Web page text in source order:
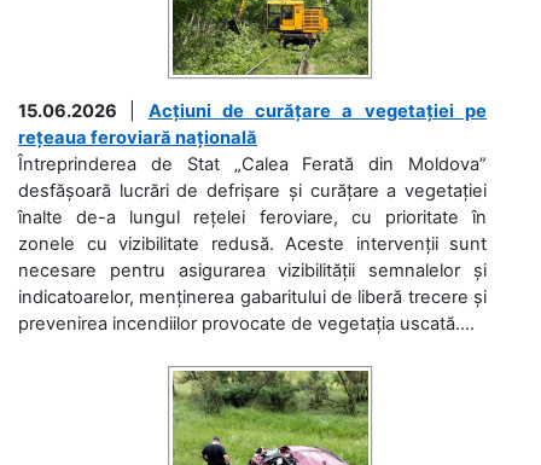
15.06.2026
Acțiuni de curățare a vegetației pe
rețeaua feroviară națională
Întreprinderea de Stat „Calea Ferată din Moldova”
desfășoară lucrări de defrișare și curățare a vegetației
înalte de-a lungul rețelei feroviare, cu prioritate în
zonele cu vizibilitate redusă. Aceste intervenții sunt
necesare pentru asigurarea vizibilității semnalelor și
indicatoarelor, menținerea gabaritului de liberă trecere și
prevenirea incendiilor provocate de vegetația uscată....